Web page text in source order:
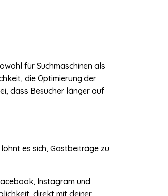
für Suchmaschinen als
die Optimierung der
dass Besucher länger auf
es sich, Gastbeiträge zu
Instagram und
direkt mit deiner